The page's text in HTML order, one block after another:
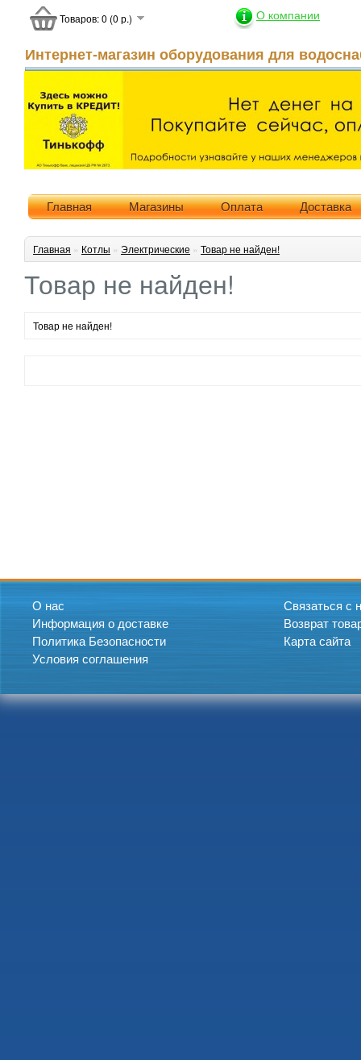
О компании
Интернет-магазин оборудования для
Товаров: 0 (0 р.)
Главная Магазины Оплата Доставка
Главная » Котлы » Электрические » Товар не найден!
Товар не найден!
Товар не найден!
О нас
Информация о доставке
Политика Безопасности
Условия соглашения
Связаться с
Возврат
Карта сайта